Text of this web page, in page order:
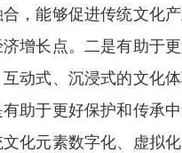
，能够促进传统文化
增长点。二是有助于
动式、沉浸式的文化
于更好保护和传承
化元素数字化、虚拟